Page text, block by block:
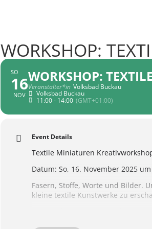
WORKSHOP:
SO
16
NOV
WORKSHOP:
Veranstalter*in Volksbad Buckau
Volksbad Buckau
11:00 - 14:00 (GMT+01:00)
Event Details
Textile Miniaturen
Datum: So, 16. November 2025
Fasern, Stoffe, Worte und Bilder.
kleine textile Kunstwerke zu